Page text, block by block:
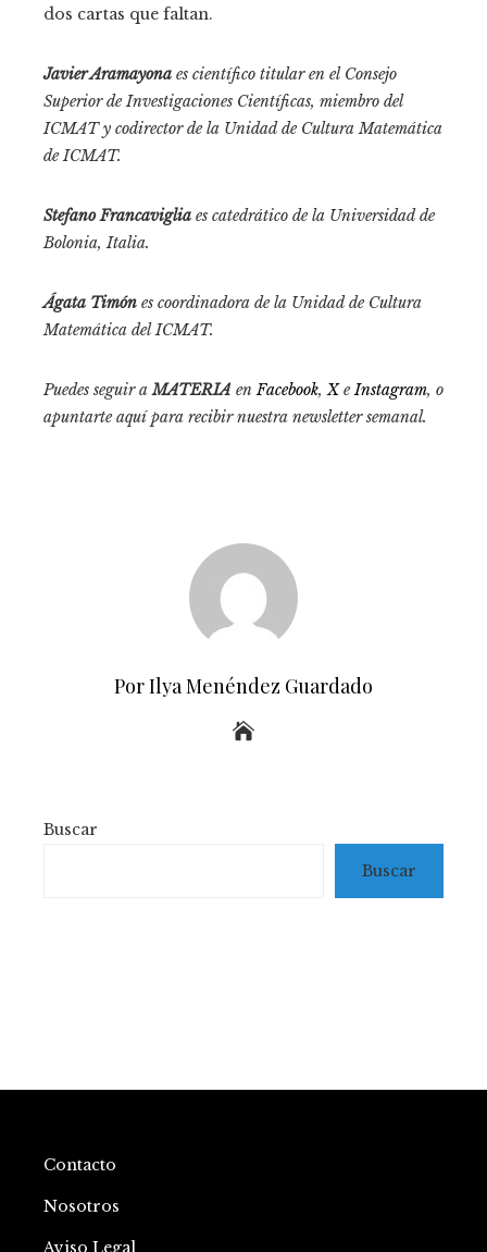
dos cartas que faltan.
Javier Aramayona es científico titular en el Consejo
Superior de Investigaciones Científicas, miembro del
ICMAT y codirector de la Unidad de Cultura Matemática
de ICMAT.
Stefano Francaviglia es catedrático de la Universidad de
Bolonia, Italia.
Ágata Timón es coordinadora de la Unidad de Cultura
Matemática del ICMAT.
Puedes seguir aMATERIA en Facebook,XeInstagram, o
apuntarte aquí para recibirnuestra newsletter semanal.
Por Ilya Menéndez Guardado
Buscar
Buscar
Contacto
Nosotros
Aviso Legal